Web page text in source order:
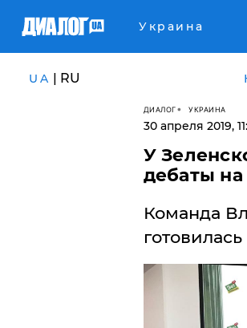
Украина
UA | RU
ДИАЛОГ УКРАИНА
30 апреля 2019,
У
дебаты на
Команда